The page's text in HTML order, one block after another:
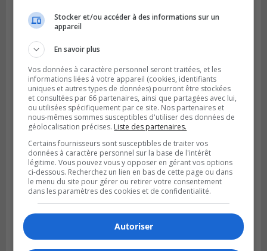
Publié le 6 août 2026 à 05h39
La grenade du camping du lac Cristal était
inoffensive
Stocker et/ou accéder à des informations sur un
appareil
En savoir plus
Vos données à caractère personnel seront traitées, et les
informations liées à votre appareil (cookies, identifiants
uniques et autres types de données) pourront être stockées
et consultées par 66 partenaires, ainsi que partagées avec lui,
ou utilisées spécifiquement par ce site. Nos partenaires et
nous-mêmes sommes susceptibles d'utiliser des données de
géolocalisation précises. Liste des partenaires.
Certains fournisseurs sont susceptibles de traiter vos
données à caractère personnel sur la base de l'intérêt
légitime. Vous pouvez vous y opposer en gérant vos options
ci-dessous. Recherchez un lien en bas de cette page ou dans
le menu du site pour gérer ou retirer votre consentement
dans les paramètres des cookies et de confidentialité.
Autoriser